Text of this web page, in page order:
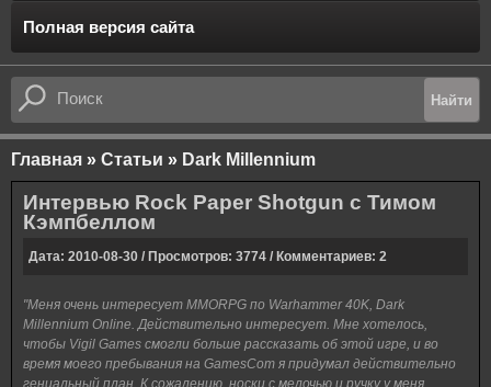
Полная версия сайта
Главная » Статьи » Dark Millennium
Интервью Rock Paper Shotgun с Тимом
Кэмпбеллом
Дата: 2010-08-30 / Просмотров: 3774 / Комментариев: 2
"Меня очень интересует MMORPG по Warhammer 40K, Dark
Millennium Online. Действительно интересует. Мне хотелось,
чтобы Vigil Games смогли больше рассказать об этой игре, и во
время моего пребывания на GamesCom я придумал действительно
гениальный план. К сожалению, носки с мелочью и ручку у меня